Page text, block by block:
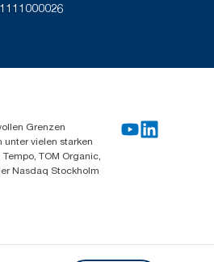
Grenzen
unter vielen starken
TOM Organic,
Nasdaq Stockholm